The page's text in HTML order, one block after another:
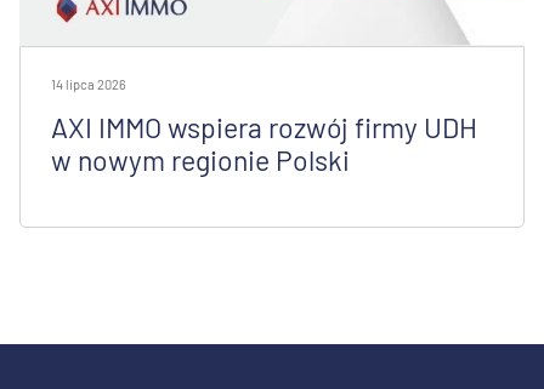
14 lipca 2026
AXI IMMO wspiera rozwój firmy UDH
w nowym regionie Polski